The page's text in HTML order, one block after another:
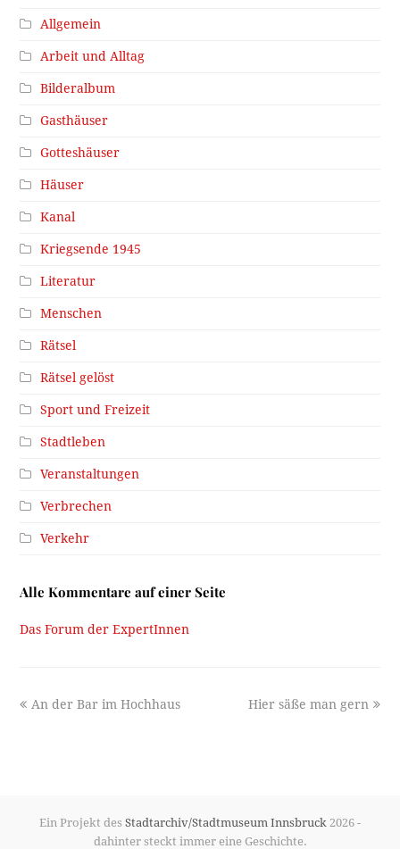
Allgemein
Arbeit und Alltag
Bilderalbum
Gasthäuser
Gotteshäuser
Häuser
Kanal
Kriegsende 1945
Literatur
Menschen
Rätsel
Rätsel gelöst
Sport und Freizeit
Stadtleben
Veranstaltungen
Verbrechen
Verkehr
Alle Kommentare auf einer Seite
Das Forum der ExpertInnen
previous
An der Bar im Hochhaus
next
Hier säße man gern
Ein Projekt des Stadtarchiv/Stadtmuseum Innsbruck 2026 -
dahinter steckt immer eine Geschichte.